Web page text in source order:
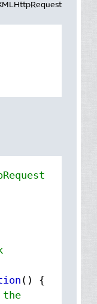
() {
the